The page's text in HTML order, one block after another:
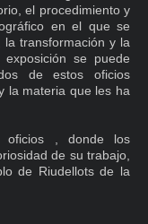
el procedimiento y
en el que se
transformación y la
se puede
de estos oficios
la materia que les ha
oficios , donde los
de su trabajo,
de Riudellots de la